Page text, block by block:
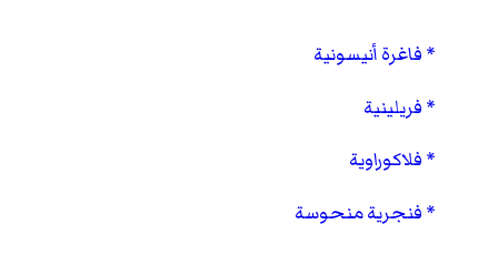
فاغرة أنيسونية
فريلينية
فلاكوراوية
فنجرية منحوسة